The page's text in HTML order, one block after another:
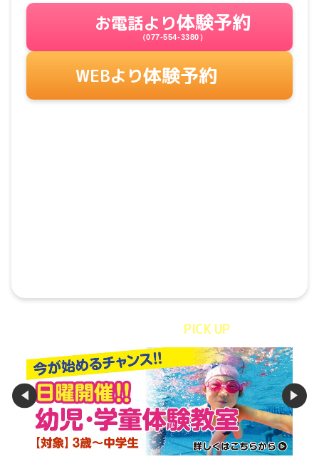
お電話より体験予約
（077-554-3380）
WEBより体験予約
PICK UP!